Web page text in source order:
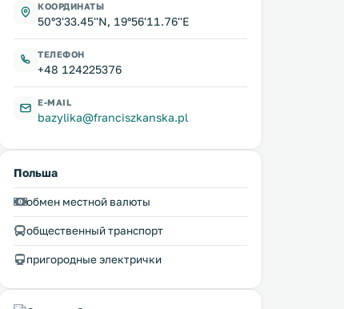
КООРДИНАТЫ
50°3'33.45''N, 19°56'11.76''E
ТЕЛЕФОН
+48 124225376
E-MAIL
bazylika@franciszkanska.pl
Польша
обмен местной валюты
общественный транспорт
пригородные электрички